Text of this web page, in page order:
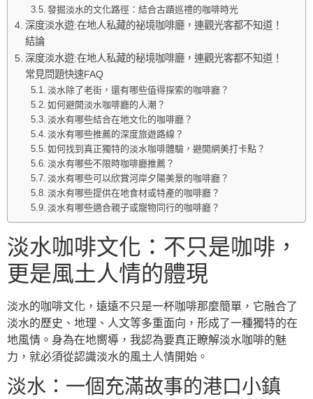
發掘淡水的文化路徑：結合古蹟巡禮的咖啡時光
深度淡水遊:在地人私藏的祕境咖啡廳，連觀光客都不知道！
結論
深度淡水遊:在地人私藏的秘境咖啡廳，連觀光客都不知道！
常見問題快速FAQ
淡水除了老街，還有哪些值得探索的咖啡廳？
如何避開淡水咖啡廳的人潮？
淡水有哪些結合在地文化的咖啡廳？
淡水有哪些推薦的深度旅遊路線？
如何找到真正獨特的淡水咖啡體驗，避開網美打卡點？
淡水有哪些不限時咖啡廳推薦？
淡水有哪些可以欣賞河岸夕陽美景的咖啡廳？
淡水有哪些提供在地食材或特產的咖啡廳？
淡水有哪些適合親子或寵物同行的咖啡廳？
淡水咖啡文化：不只是咖啡，
更是風土人情的體現
淡水的咖啡文化，遠遠不只是一杯咖啡那麼簡單，它融合了
淡水的歷史、地理、人文等多重面向，形成了一種獨特的在
地風情。身為在地嚮導，我認為要真正瞭解淡水咖啡的魅
力，就必須從認識淡水的風土人情開始。
淡水：一個充滿故事的港口小鎮